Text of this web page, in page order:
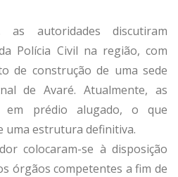
autoridades discutiram
Polícia Civil na região, com
de construção de uma sede
de Avaré. Atualmente, as
em prédio alugado, o que
uma estrutura definitiva.
colocaram-se à disposição
órgãos competentes a fim de